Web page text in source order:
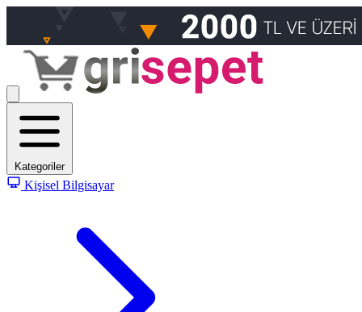
Kategoriler
Kişisel Bilgisayar